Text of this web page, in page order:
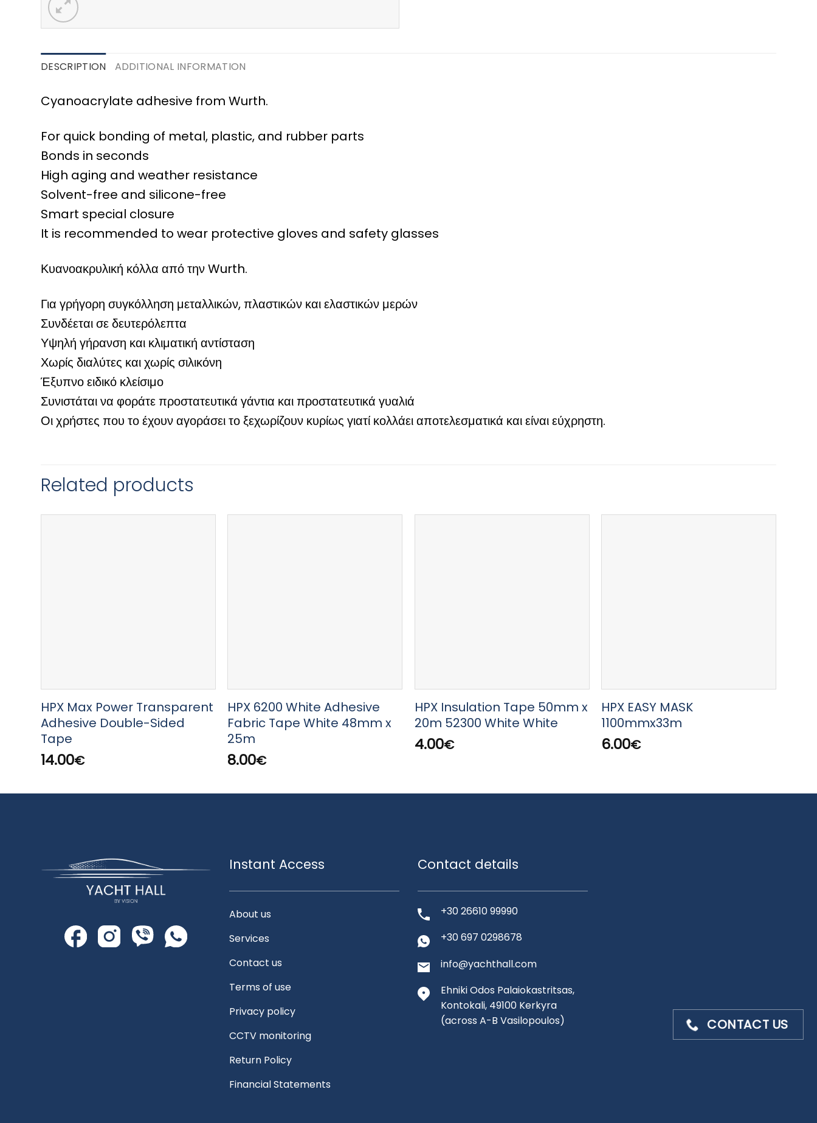
DESCRIPTION ADDITIONAL INFORMATION
Cyanoacrylate adhesive from Wurth.
For quick bonding of metal, plastic, and rubber parts
Bonds in seconds
High aging and weather resistance
Solvent-free and silicone-free
Smart special closure
It is recommended to wear protective gloves and safety glasses
Κυανοακρυλική κόλλα από την Wurth.
Για γρήγορη συγκόλληση μεταλλικών, πλαστικών και ελαστικών μερών
Συνδέεται σε δευτερόλεπτα
Υψηλή γήρανση και κλιματική αντίσταση
Χωρίς διαλύτες και χωρίς σιλικόνη
Έξυπνο ειδικό κλείσιμο
Συνιστάται να φοράτε προστατευτικά γάντια και προστατευτικά γυαλιά
Οι χρήστες που το έχουν αγοράσει το ξεχωρίζουν κυρίως γιατί κολλάει αποτελεσματικά και είναι εύχρηστη.
Related products
HPX Max Power Transparent
Adhesive Double-Sided
Tape
14.00€
HPX 6200 White Adhesive
Fabric Tape White 48mm x
25m
8.00€
HPX Insulation Tape 50mm x
20m 52300 White White
4.00€
HPX EASY MASK
1100mmx33m
6.00€
Instant Access
About us
Services
Contact us
Terms of use
Privacy policy
CCTV monitoring
Return Policy
Financial Statements
Contact details
+30 26610 99990
+30 697 0298678
info@yachthall.com
Ehniki Odos Palaiokastritsas,
Kontokali, 49100 Kerkyra
(across A-B Vasilopoulos)
CONTACT US